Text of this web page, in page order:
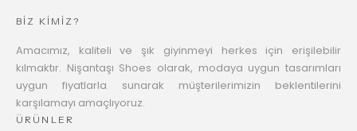
BİZ KİMİZ?
Amacımız, kaliteli ve şık giyinmeyi herkes için erişilebilir
kılmaktır. Nişantaşı Shoes olarak, modaya uygun tasarımları
uygun fiyatlarla sunarak müşterilerimizin beklentilerini
karşılamayı amaçlıyoruz.
ÜRÜNLER